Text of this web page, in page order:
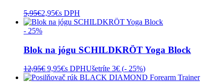
5,95€2,95€s DPH
- 25%
Blok na jógu SCHILDKRÖT Yoga Block
12,95€ Pôvodná
cena
9,95€Aktuálna
cena
s DPHUšetríte 3€ (- 25%)